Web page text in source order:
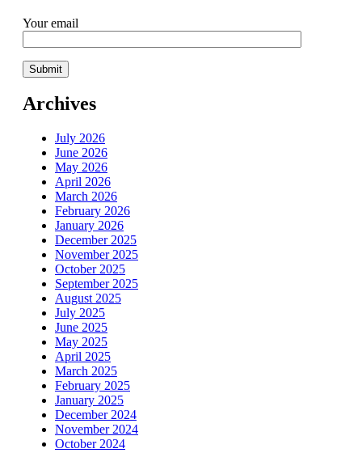
Your email
Archives
July 2026
June 2026
May 2026
April 2026
March 2026
February 2026
January 2026
December 2025
November 2025
October 2025
September 2025
August 2025
July 2025
June 2025
May 2025
April 2025
March 2025
February 2025
January 2025
December 2024
November 2024
October 2024